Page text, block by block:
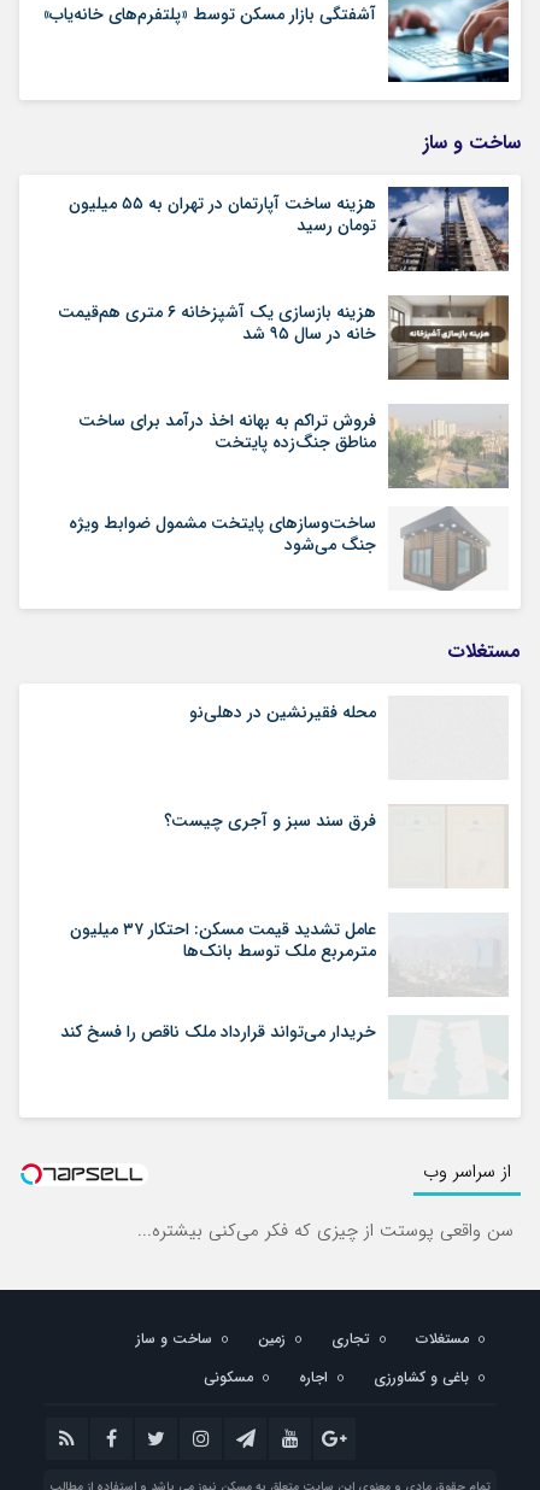
آشفتگی بازار مسکن توسط «پلتفرم‌های خانه‌یاب»
ساخت و ساز
هزینه ساخت آپارتمان در تهران به ۵۵ میلیون
تومان رسید
هزینه بازسازی یک آشپزخانه ۶ متری هم‌قیمت
خانه در سال ۹۵ شد
فروش تراکم به بهانه اخذ درآمد برای ساخت
مناطق جنگ‌زده پایتخت
ساخت‌وسازهای پایتخت مشمول ضوابط ویژه
جنگ می‌شود
مستغلات
محله فقیرنشین در دهلی‏‌نو
فرق سند سبز و آجری چیست؟
عامل تشدید قیمت مسکن: احتکار ۳۷ میلیون
مترمربع ملک توسط بانک‌ها
خریدار می‌تواند قرارداد ملک ناقص را فسخ کند
از سراسر وب
سن واقعی پوستت از چیزی که فکر می‌کنی بیشتره...
مستغلات تجاری زمین
ساخت و ساز
باغی و کشاورزی
اجاره مسکونی